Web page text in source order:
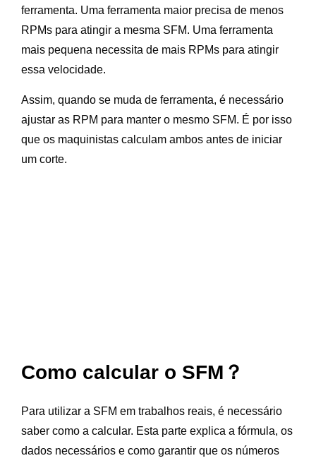
ferramenta. Uma ferramenta maior precisa de menos
RPMs para atingir a mesma SFM. Uma ferramenta
mais pequena necessita de mais RPMs para atingir
essa velocidade.
Assim, quando se muda de ferramenta, é necessário
ajustar as RPM para manter o mesmo SFM. É por isso
que os maquinistas calculam ambos antes de iniciar
um corte.
Como calcular o SFM？
Para utilizar a SFM em trabalhos reais, é necessário
saber como a calcular. Esta parte explica a fórmula, os
dados necessários e como garantir que os números